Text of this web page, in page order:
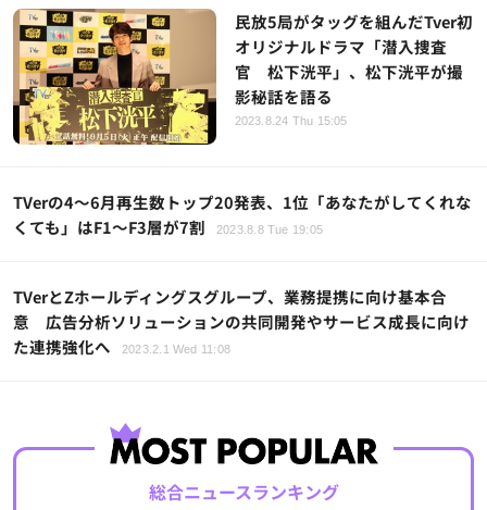
民放5局がタッグを組んだTver初
オリジナルドラマ「潜入捜査
官 松下洸平」、松下洸平が撮
影秘話を語る
2023.8.24 Thu 15:05
TVerの4～6月再生数トップ20発表、1位「あなたがしてくれな
くても」はF1～F3層が7割
2023.8.8 Tue 19:05
TVerとZホールディングスグループ、業務提携に向け基本合
意 広告分析ソリューションの共同開発やサービス成長に向け
た連携強化へ
2023.2.1 Wed 11:08
総合ニュースランキング